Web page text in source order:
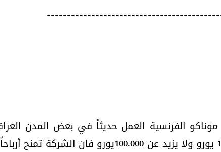
الفرنسية العمل حديثاً في بعض المدن